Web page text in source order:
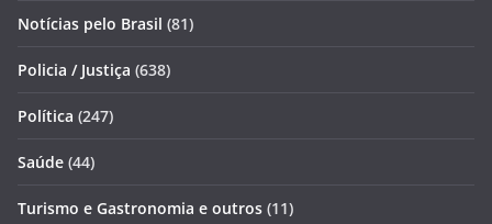
Notícias pelo Brasil (81)
Policia / Justiça (638)
Política (247)
Saúde (44)
Turismo e Gastronomia e outros (11)